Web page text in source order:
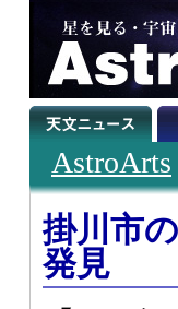
AstroArts
掛川市
発見